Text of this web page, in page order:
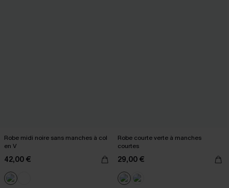
Robe midi noire sans manches à col
en V
42,00 €
Robe courte verte à manches
courtes
29,00 €